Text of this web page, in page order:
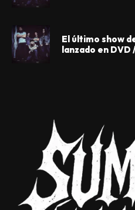
El último show
lanzado en DVD